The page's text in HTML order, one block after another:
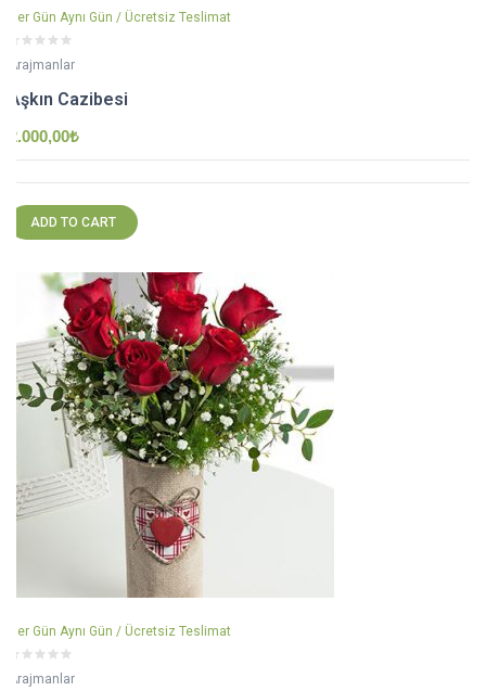
Her Gün Aynı Gün / Ücretsiz Teslimat
Arajmanlar
Aşkın Cazibesi
2.000,00₺
ADD TO CART
Her Gün Aynı Gün / Ücretsiz Teslimat
Arajmanlar